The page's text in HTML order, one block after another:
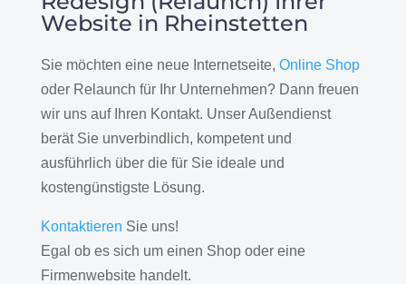
Website in Rheinstetten
Sie möchten eine neue Internetseite, Online Shop
oder Relaunch für Ihr Unternehmen? Dann freuen
wir uns auf Ihren Kontakt. Unser Außendienst
berät Sie unverbindlich, kompetent und
ausführlich über die für Sie ideale und
kostengünstigste Lösung.
Kontaktieren Sie uns!
Egal ob es sich um einen Shop oder eine
Firmenwebsite handelt.